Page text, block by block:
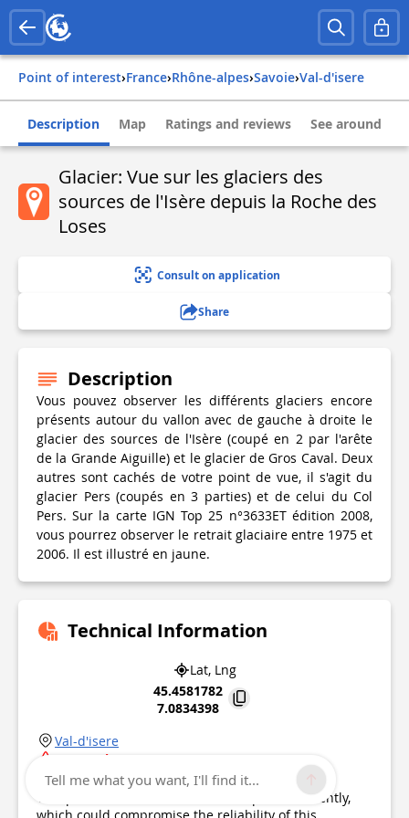
Point of interest› france› rhône-alpes› savoie› val-d'isere
Description Map Ratings and reviews See around
Glacier: Vue sur les glaciers des
sources de l'Isère depuis la Roche des
Loses
Consult on application
Share
Description
Vous pouvez observer les différents glaciers encore
présents autour du vallon avec de gauche à droite le
glacier des sources de l'Isère (coupé en 2 par l'arête
de la Grande Aiguille) et le glacier de Gros Caval. Deux
autres sont cachés de votre point de vue, il s'agit du
glacier Pers (coupés en 3 parties) et de celui du Col
Pers. Sur la carte IGN Top 25 n°3633ET édition 2008,
vous pourrez observer le retrait glaciaire entre 1975 et
2006. Il est illustré en jaune.
Technical Information
Lat, Lng
45.4581782
7.0834398
Val-d'isere
Uncertain state
Point of Interest updated on29/07/2023
This point of interest hasn't been updated recently,
Tell me what you want, I'll find it...